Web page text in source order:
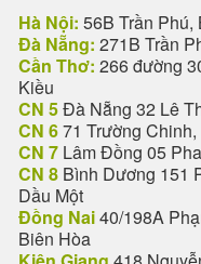
Hà Nội: 56B Trần
Đà Nẵng: 271B Trần
Cần Thơ: 266 đường
Kiều
CN 5Đà Nẵng 32 Lê
CN 671 Trường
CN 7 Lâm Đồng 05
CN 8 Bình Dương 151
Dầu Một
Đồng Nai40/198A
Biên Hòa